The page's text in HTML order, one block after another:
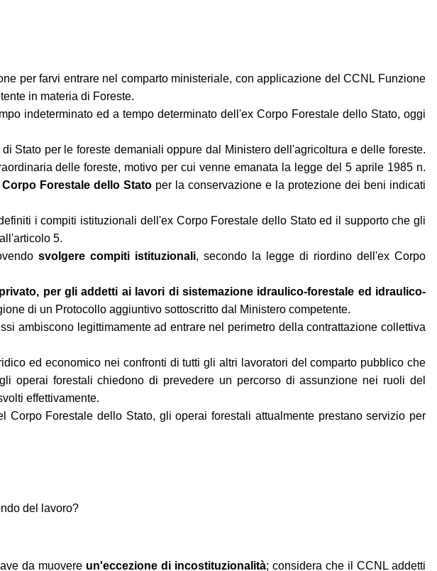
per farvi entrare nel comparto ministeriale, con applicazione del CCNL Funzione
in materia di Foreste.
indeterminato ed a tempo determinato dell'ex Corpo Forestale dello Stato, oggi
Stato per le foreste demaniali oppure dal Ministero dell'agricoltura e delle foreste.
delle foreste, motivo per cui venne emanata la legge del 5 aprile 1985 n.
Forestale dello Stato per la conservazione e la protezione dei beni indicati
i compiti istituzionali dell'ex Corpo Forestale dello Stato ed il supporto che gli
5.
svolgere compiti istituzionali, secondo la legge di riordino dell'ex Corpo
per gli addetti ai lavori di sistemazione idraulico-forestale ed idraulico-
di un Protocollo aggiuntivo sottoscritto dal Ministero competente.
ambiscono legittimamente ad entrare nel perimetro della contrattazione collettiva
ed economico nei confronti di tutti gli altri lavoratori del comparto pubblico che
operai forestali chiedono di prevedere un percorso di assunzione nei ruoli del
effettivamente.
Forestale dello Stato, gli operai forestali attualmente prestano servizio per
del lavoro?
da muovere un'eccezione di incostituzionalità; considera che il CCNL addetti